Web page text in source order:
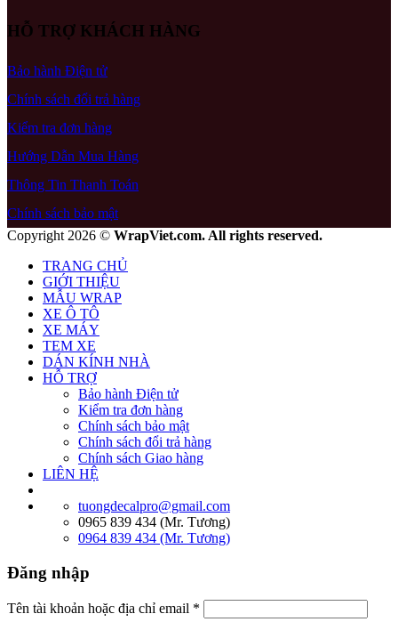
HỖ TRỢ KHÁCH HÀNG
Bảo hành Điện tử
Chính sách đổi trả hàng
Kiểm tra đơn hàng
Hướng Dẫn Mua Hàng
Thông Tin Thanh Toán
Chính sách bảo mật
Copyright 2026 © WrapViet.com. All rights reserved.
TRANG CHỦ
GIỚI THIỆU
MẪU WRAP
XE Ô TÔ
XE MÁY
TEM XE
DÁN KÍNH NHÀ
HỖ TRỢ
Bảo hành Điện tử
Kiểm tra đơn hàng
Chính sách bảo mật
Chính sách đổi trả hàng
Chính sách Giao hàng
LIÊN HỆ
tuongdecalpro@gmail.com
0965 839 434 (Mr. Tương)
0964 839 434 (Mr. Tương)
Đăng nhập
Tên tài khoản hoặc địa chỉ email *